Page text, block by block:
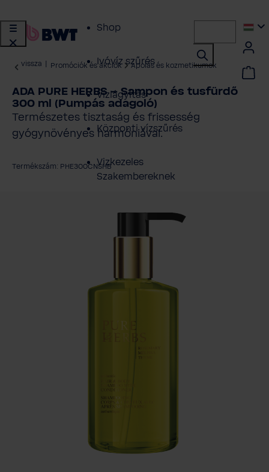
Shop
Ivóvíz szűrés
Vízlágyítás
Központi vízszűrés
Vizkezeles
Szakembereknek
Szerviz
BWT TERMÉK
DOKUMENTÁCIÓ
vissza Promóciók és akciók Ápolás és kozmetikumok
ADA PURE HERBS – Sampon és tusfürdő
300 ml (Pumpás adagoló)
Természetes tisztaság és frissesség
gyógynövényes harmóniával.
Termékszám: PHE300CNSHB